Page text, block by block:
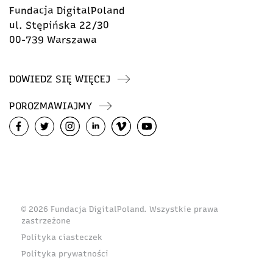
Fundacja DigitalPoland
ul. Stępińska 22/30
00-739 Warszawa
DOWIEDZ SIĘ WIĘCEJ
POROZMAWIAJMY
© 2026 Fundacja DigitalPoland. Wszystkie prawa
zastrzeżone
Polityka ciasteczek
Polityka prywatności